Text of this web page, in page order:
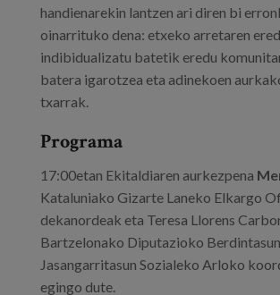
handienarekin lantzen ari diren bi
oinarrituko dena: etxeko arretaren
indibidualizatu batetik eredu
batera igarotzea eta adinekoen
txarrak.
Programa
17:00etan Ekitaldiaren aurkezpena
Kataluniako Gizarte Laneko Elkargo
dekanordeak eta Teresa Llorens
Bartzelonako Diputazioko
Jasangarritasun Sozialeko Arloko
egingo dute.